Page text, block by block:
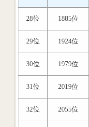
28位 1885位
29位 1924位
30位 1979位
31位 2019位
32位 2055位